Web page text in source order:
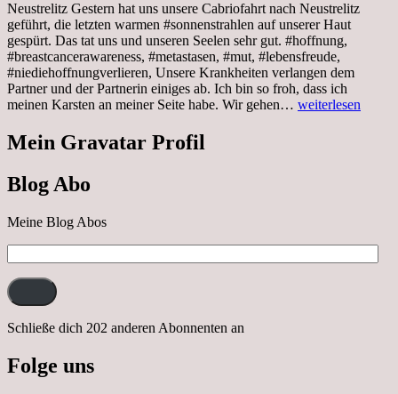
Neustrelitz Gestern hat uns unsere Cabriofahrt nach Neustrelitz
geführt, die letzten warmen #sonnenstrahlen auf unserer Haut
gespürt. Das tat uns und unseren Seelen sehr gut. #hoffnung,
#breastcancerawareness, #metastasen, #mut, #lebensfreude,
#niediehoffnungverlieren, Unsere Krankheiten verlangen dem
Partner und der Partnerin einiges ab. Ich bin so froh, dass ich
meinen Karsten an meiner Seite habe. Wir gehen… Sonnabend,
weiterlesen
Mein Gravatar Profil
Blog Abo
Meine Blog Abos
Mail-
Adresse:
Schließe dich 202 anderen Abonnenten an
Folge uns